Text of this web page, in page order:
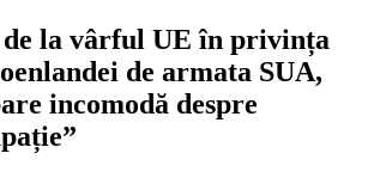
la vârful UE în privința
de armata SUA,
incomodă despre